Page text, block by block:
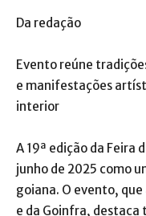
Da redação
Evento reúne
e manifestações
interior
A 19ª edição da Feira
junho de 2025 como
goiana. O evento,
e da Goinfra, destaca